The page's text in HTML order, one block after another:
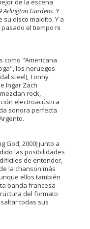
de la escena
Arlington Gardens. Y
disco maldito. Y a
el tiempo ni
como "Americana
los noruegos
steel), Tonny
Ingar Zach
rock,
electroacústica
sonora perfecta
God, 2000) junto a
las posibilidades
de entender,
la chanson más
ellos también
banda francesa
del formato
todas sus